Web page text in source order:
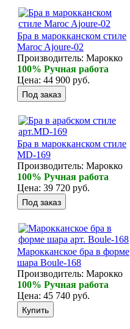
Бра в марокканском стиле
Maroc Ajoure-02
Производитель: Марокко
100% Ручная работа
Цена: 44 900 руб.
Бра в марокканском стиле
MD-169
Производитель: Марокко
100% Ручная работа
Цена: 39 720 руб.
Марокканское бра в форме
шара Boule-168
Производитель: Марокко
100% Ручная работа
Цена: 45 740 руб.